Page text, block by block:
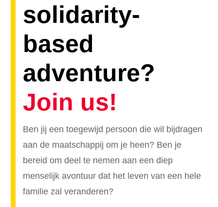
solidarity-
based
adventure?
Join us!
Ben jij een toegewijd persoon die wil bijdragen
aan de maatschappij om je heen? Ben je
bereid om deel te nemen aan een diep
menselijk avontuur dat het leven van een hele
familie zal veranderen?